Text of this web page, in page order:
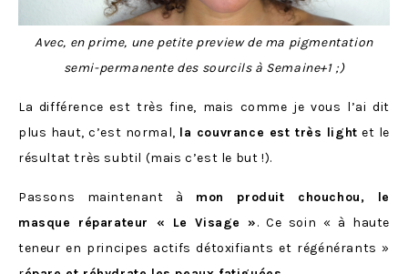
Avec, en prime, une petite preview de ma pigmentation
semi-permanente des sourcils à Semaine+1 ;)
La différence est très fine, mais comme je vous l’ai dit
plus haut, c’est normal, la couvrance est très light et le
résultat très subtil (mais c’est le but !).
Passons maintenant à mon produit chouchou, le
masque réparateur « Le Visage ». Ce soin « à haute
teneur en principes actifs détoxifiants et régénérants »